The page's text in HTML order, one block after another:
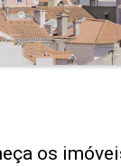
os